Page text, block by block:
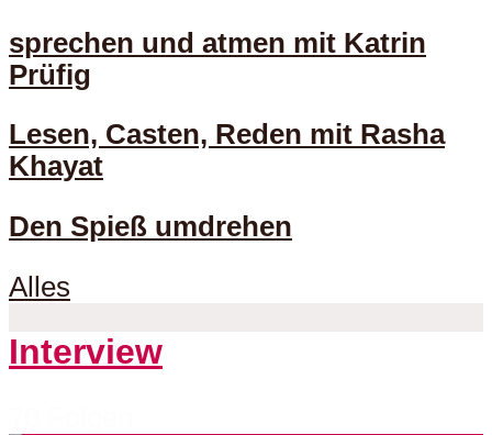
sprechen und atmen mit Katrin
Prüfig
Lesen, Casten, Reden mit Rasha
Khayat
Den Spieß umdrehen
Alles
Interview